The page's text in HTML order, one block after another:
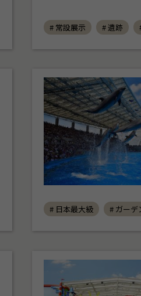
# 常設展示 # 遺跡
# 日本最大級 # ガーデ